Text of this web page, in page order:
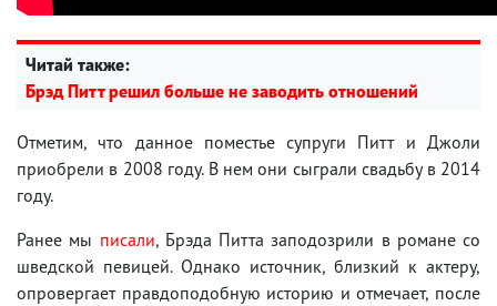
Читай также:
Брэд Питт решил больше не заводить отношений
Отметим, что данное поместье супруги Питт и Джоли
приобрели в 2008 году. В нем они сыграли свадьбу в 2014
году.
Ранее мы писали, Брэда Питта заподозрили в романе со
шведской певицей. Однако источник, близкий к актеру,
опровергает правдоподобную историю и отмечает, после